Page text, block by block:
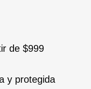
de $999
y protegida